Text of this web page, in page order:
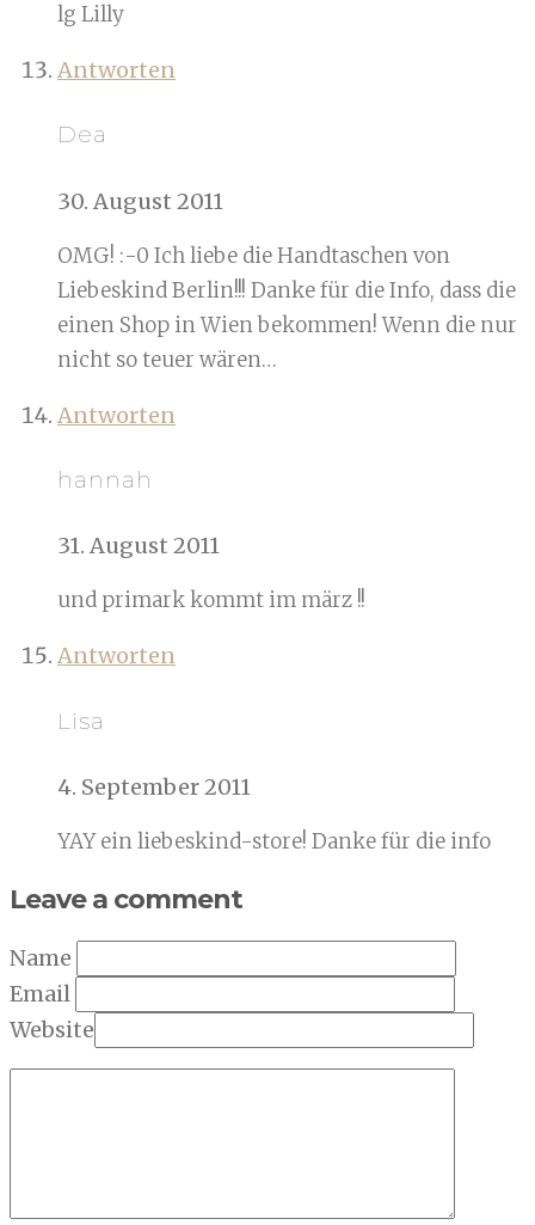
lg Lilly
Antworten
Dea
30. August 2011
OMG! :-0 Ich liebe die Handtaschen von
Liebeskind Berlin!!! Danke für die Info, dass die
einen Shop in Wien bekommen! Wenn die nur
nicht so teuer wären…
Antworten
hannah
31. August 2011
und primark kommt im märz !!
Antworten
Lisa
4. September 2011
YAY ein liebeskind-store! Danke für die info
Leave a comment
Name
Email
Website